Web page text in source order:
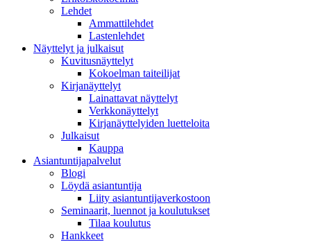
Lehdet
Ammattilehdet
Lastenlehdet
Näyttelyt ja julkaisut
Kuvitusnäyttelyt
Kokoelman taiteilijat
Kirjanäyttelyt
Lainattavat näyttelyt
Verkkonäyttelyt
Kirjanäyttelyiden luetteloita
Julkaisut
Kauppa
Asiantuntija­palvelut
Blogi
Löydä asiantuntija
Liity asiantuntijaverkostoon
Seminaarit, luennot ja koulutukset
Tilaa koulutus
Hankkeet